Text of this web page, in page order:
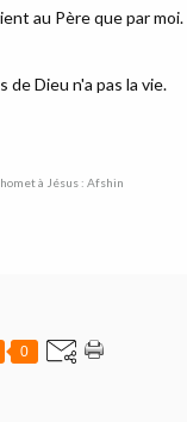
au Père que par moi.
de Dieu n'a pas la vie.
0